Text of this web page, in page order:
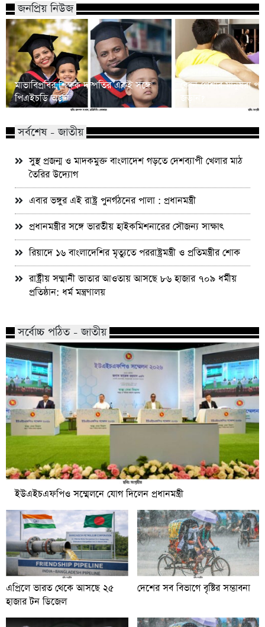
জনপ্রিয় নিউজ
মাভাবিপ্রবির শিক্ষক দম্পতির একই সঙ্গে
পিএইচডি অর্জন
কোন পেশার মানুষরা
জড়ান?
সর্বশেষ - জাতীয়
সুস্থ প্রজন্ম ও মাদকমুক্ত বাংলাদেশ গড়তে দেশব্যাপী খেলার মাঠ
তৈরির উদ্যোগ
এবার ভঙ্গুর এই রাষ্ট্র পুনর্গঠনের পালা : প্রধানমন্ত্রী
প্রধানমন্ত্রীর সঙ্গে ভারতীয় হাইকমিশনারের সৌজন্য সাক্ষাৎ
রিয়াদে ১৬ বাংলাদেশির মৃত্যুতে পররাষ্ট্রমন্ত্রী ও প্রতিমন্ত্রীর শোক
রাষ্ট্রীয় সম্মানী ভাতার আওতায় আসছে ৮৬ হাজার ৭০৯ ধর্মীয়
প্রতিষ্ঠান: ধর্ম মন্ত্রণালয়
সর্বোচ্চ পঠিত - জাতীয়
ইউএইচএফপিও সম্মেলনে যোগ দিলেন প্রধানমন্ত্রী
এপ্রিলে ভারত থেকে আসছে ২৫
হাজার টন ডিজেল
দেশের সব বিভাগে বৃষ্টির সম্ভাবনা